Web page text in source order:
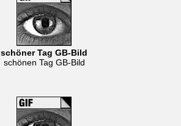
schöner Tag GB-Bild
schönen Tag GB-Bild